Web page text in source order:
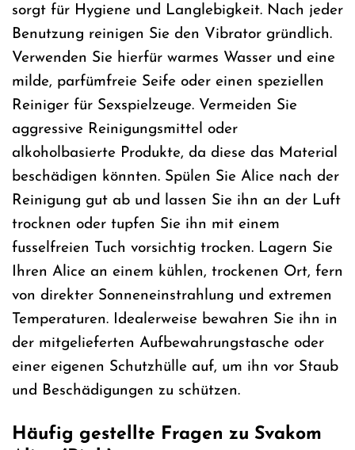
sorgt für Hygiene und Langlebigkeit. Nach jeder
Benutzung reinigen Sie den Vibrator gründlich.
Verwenden Sie hierfür warmes Wasser und eine
milde, parfümfreie Seife oder einen speziellen
Reiniger für Sexspielzeuge. Vermeiden Sie
aggressive Reinigungsmittel oder
alkoholbasierte Produkte, da diese das Material
beschädigen könnten. Spülen Sie Alice nach der
Reinigung gut ab und lassen Sie ihn an der Luft
trocknen oder tupfen Sie ihn mit einem
fusselfreien Tuch vorsichtig trocken. Lagern Sie
Ihren Alice an einem kühlen, trockenen Ort, fern
von direkter Sonneneinstrahlung und extremen
Temperaturen. Idealerweise bewahren Sie ihn in
der mitgelieferten Aufbewahrungstasche oder
einer eigenen Schutzhülle auf, um ihn vor Staub
und Beschädigungen zu schützen.
Häufig gestellte Fragen zu Svakom